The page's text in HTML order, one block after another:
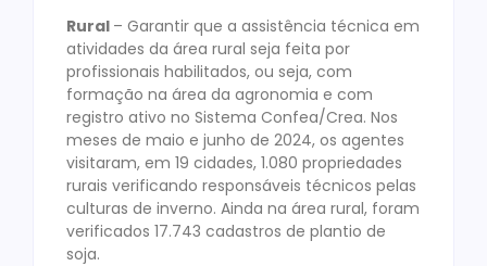
Rural – Garantir que a assistência técnica em
atividades da área rural seja feita por
profissionais habilitados, ou seja, com
formação na área da agronomia e com
registro ativo no Sistema Confea/Crea. Nos
meses de maio e junho de 2024, os agentes
visitaram, em 19 cidades, 1.080 propriedades
rurais verificando responsáveis técnicos pelas
culturas de inverno. Ainda na área rural, foram
verificados 17.743 cadastros de plantio de
soja.